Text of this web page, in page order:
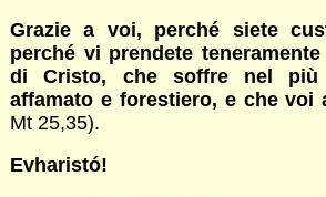
Grazie a voi, perché siete
perché vi prendete
di Cristo, che soffre nel più
affamato e forestiero, e che voi
Mt 25,35).
Evharistó!